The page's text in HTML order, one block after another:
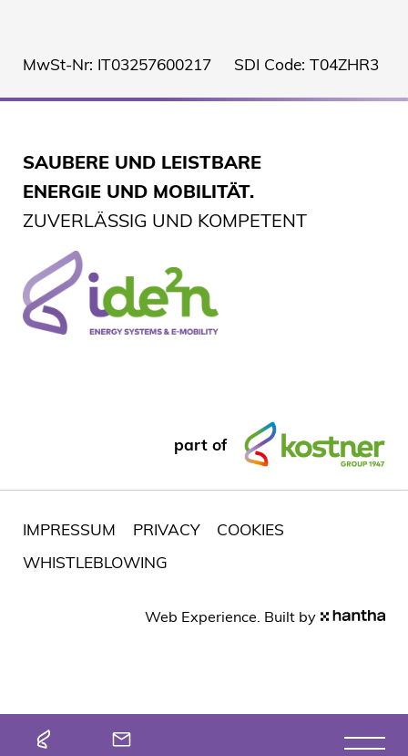
MwSt-Nr: IT03257600217 SDI Code: T04ZHR3
SAUBERE UND LEISTBARE
ENERGIE UND MOBILITÄT.
ZUVERLÄSSIG UND KOMPETENT
part of
IMPRESSUM PRIVACY
COOKIES
WHISTLEBLOWING
Web Experience. Built by